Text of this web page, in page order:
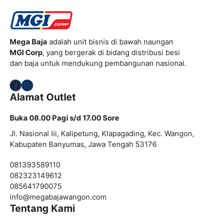
Mega Baja adalah unit bisnis di bawah naungan
MGI Corp, yang bergerak di bidang distribusi besi
dan baja untuk mendukung pembangunan nasional.
Facebook
Instagram
Alamat Outlet
Buka 08.00 Pagi s/d 17.00 Sore
Jl. Nasional Iii, Kalipetung, Klapagading, Kec. Wangon,
Kabupaten Banyumas, Jawa Tengah 53176
081393589110
082323149612
085641790075
info@megabajawangon.com
Tentang Kami